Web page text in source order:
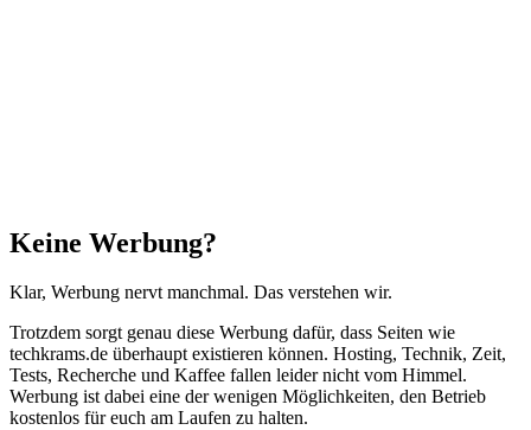
Schließen
Keine Werbung?
Klar, Werbung nervt manchmal. Das verstehen wir.
Trotzdem sorgt genau diese Werbung dafür, dass Seiten wie
techkrams.de überhaupt existieren können. Hosting, Technik, Zeit,
Tests, Recherche und Kaffee fallen leider nicht vom Himmel.
Werbung ist dabei eine der wenigen Möglichkeiten, den Betrieb
kostenlos für euch am Laufen zu halten.